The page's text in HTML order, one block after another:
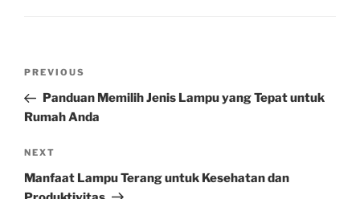
Previous
Post
PREVIOUS
Panduan Memilih Jenis Lampu yang Tepat untuk
Rumah Anda
Next
Post
NEXT
Manfaat Lampu Terang untuk Kesehatan dan